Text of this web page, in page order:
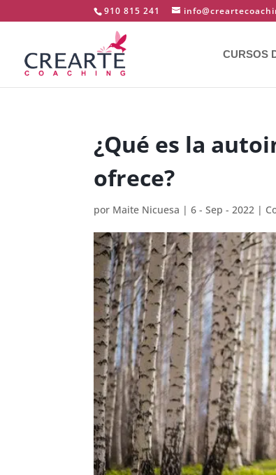
910 815 241
CURSOS
¿Qué es la
ofrece?
por Maite Nicuesa |6 - Sep - 2022 |